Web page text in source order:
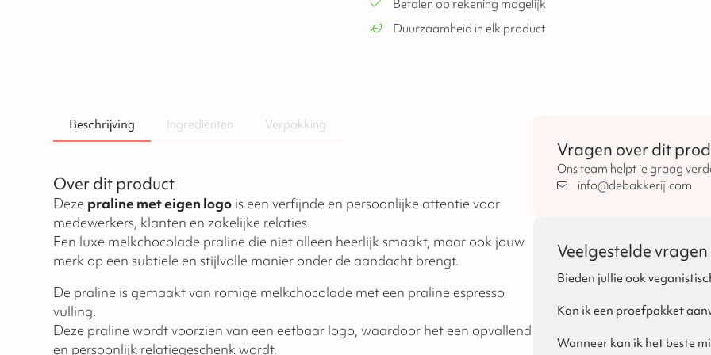
Betalen op rekening mogelijk
Duurzaamheid in elk product
Beschrijving Ingrediënten Verpakking
Over dit product
Deze praline met eigen logo is een verfijnde en persoonlijke attentie voor
medewerkers, klanten en zakelijke relaties.
Een luxe melkchocolade praline die niet alleen heerlijk smaakt, maar ook jouw
merk op een subtiele en stijlvolle manier onder de aandacht brengt.
De praline is gemaakt van romige melkchocolade met een praline espresso
vulling.
Deze praline wordt voorzien van een eetbaar logo, waardoor het een opvallend
en persoonlijk relatiegeschenk wordt.
Vragen over dit
Ons team helpt je graag
info@debakkerij.com
Veelgestelde vragen
Bieden jullie ook
van Sinterklaas, Kerst en
Kan ik een proefpakket
proefpakket bestellen via de
Wanneer kan ik het beste